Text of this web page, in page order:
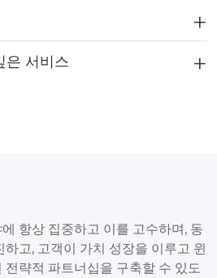
은 서비스
항상 집중하고 이를 고수하며, 동
고, 고객이 가치 성장을 이루고 윈
략적 파트너십을 구축할 수 있도